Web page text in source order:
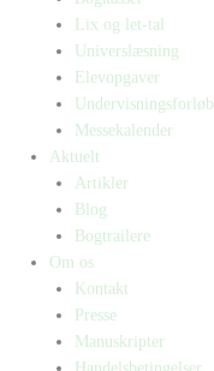
Lix og let-tal
Universlæsning
Elevopgaver
Undervisningsforløb
Messekalender
Aktuelt
Artikler
Blog
Bogtrailere
Om os
Kontakt
Presse
Manuskripter